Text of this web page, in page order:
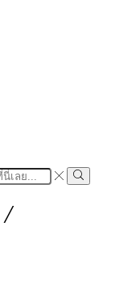
Search
/